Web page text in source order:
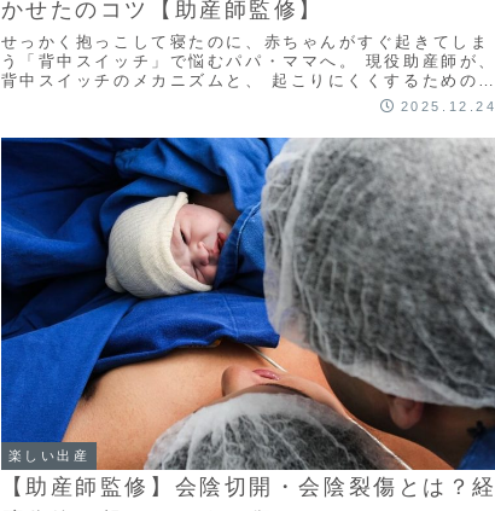
かせたのコツ【助産師監修】
せっかく抱っこして寝たのに、赤ちゃんがすぐ起きてしま
う「背中スイッチ」で悩むパパ・ママへ。 現役助産師が、
背中スイッチのメカニズムと、 起こりにくくするためのコ
ツを実践を交えながらやさしく解説します。... 2025.12.24
楽しい出産
【助産師監修】会陰切開・会陰裂傷とは？経